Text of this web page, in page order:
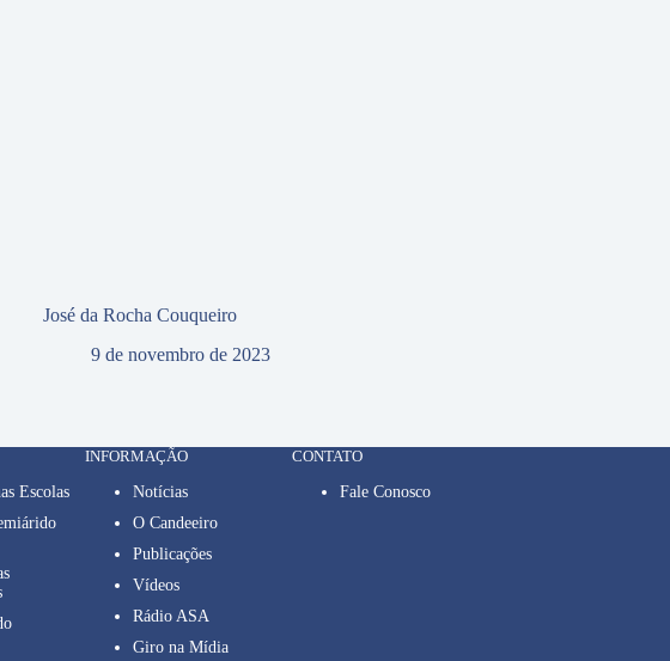
José da Rocha Couqueiro
9 de novembro de 2023
Escolas
INFORMAÇÃO
Notícias
O Candeeiro
Publicações
Vídeos
Rádio ASA
Giro na Mídia
CONTATO
Fale Conosco